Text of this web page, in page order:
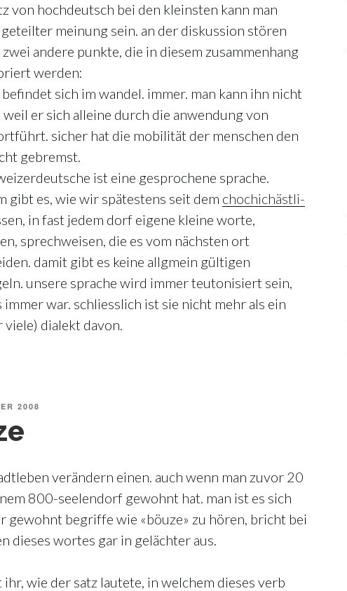
von hochdeutsch bei den kleinsten kann man
meinung sein. an der diskussion stören
zwei andere punkte, die in diesem zusammenhang
werden:
sich im wandel. immer. man kann ihn nicht
weil er sich alleine durch die anwendung von
sicher hat die mobilität der menschen den
gebremst.
ist eine gesprochene sprache.
gibt es, wie wir spätestens seit dem chochichästli-
in fast jedem dorf eigene kleine worte,
sprechweisen, die es vom nächsten ort
damit gibt es keine allgmein gültigen
unsere sprache wird immer teutonisiert sein,
immer war. schliesslich ist sie nicht mehr als ein
viele) dialekt davon.
2008
verändern einen. auch wenn man zuvor 20
800-seelendorf gewohnt hat. man ist es sich
gewohnt begriffe wie «böuze» zu hören, bricht bei
dieses wortes gar in gelächter aus.
ihr, wie der satz lautete, in welchem dieses verb